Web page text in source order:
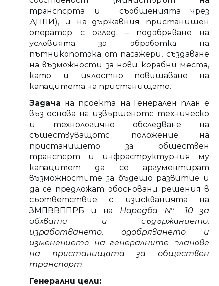
транспорта и съобщенията чрез
ДППИ), и на държавния пристанищен
оператор с оглед – подобряване на
условията за обработка на
пътникопотока от пасажери, създаване
на възможности за нови корабни места,
като и цялостно повишаване на
капацитета на пристанището.
Задача на проекта на Генерален план е
въз основа на извършеното техническо
и технологично обследване на
съществуващото положение на
пристанището за обществен
транспорт и инфраструктурния му
капацитет да се аргументират
възможностите за бъдещо развитие и
да се предложат обосновани решения в
съответствие с изискванията на
ЗМПВВППРБ и на Наредба № 10 за
обхвата и съдържанието,
изработването, одобряването и
изменението на генералните планове
на пристанищата за обществен
транспорт.
Генерални цели: